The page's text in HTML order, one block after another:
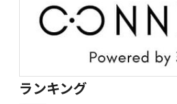
ランキング